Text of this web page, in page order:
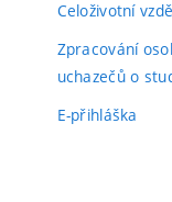
Celoživotní
Zpracování
uchazečů o
E-přihláška